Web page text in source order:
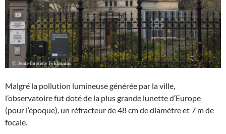
Malgré la pollution lumineuse générée par la ville,
l’observatoire fut doté de la plus grande lunette d’Europe
(pour l’époque), un réfracteur de 48 cm de diamètre et 7 m de
focale.